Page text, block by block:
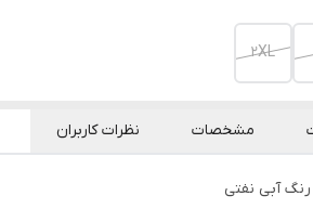
2XL
مشخصات نظرات کاربران
آبی نفتی